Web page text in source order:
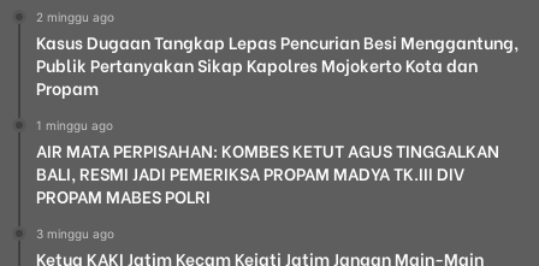
2 minggu ago
Kasus Dugaan Tangkap Lepas Pencurian Besi Menggantung,
Publik Pertanyakan Sikap Kapolres Mojokerto Kota dan
Propam
1 minggu ago
AIR MATA PERPISAHAN: KOMBES KETUT AGUS TINGGALKAN
BALI, RESMI JADI PEMERIKSA PROPAM MADYA TK.III DIV
PROPAM MABES POLRI
3 minggu ago
Ketua KAKI Jatim Kecam Kejati Jatim Jangan Main-Main